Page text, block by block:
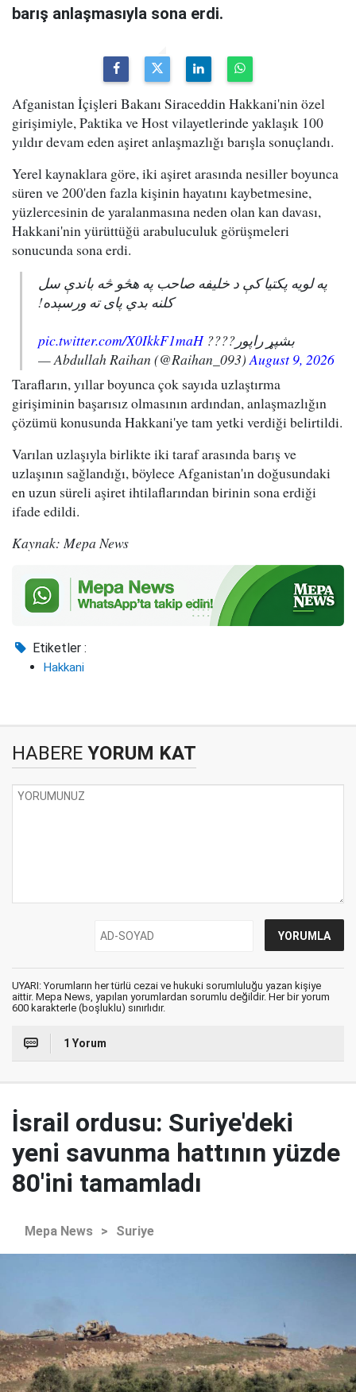
barış anlaşmasıyla sona erdi.
Afganistan İçişleri Bakanı Siraceddin Hakkani'nin özel
girişimiyle, Paktika ve Host vilayetlerinde yaklaşık 100
yıldır devam eden aşiret anlaşmazlığı barışla sonuçlandı.
Yerel kaynaklara göre, iki aşiret arasında nesiller boyunca
süren ve 200'den fazla kişinin hayatını kaybetmesine,
yüzlercesinin de yaralanmasına neden olan kan davası,
Hakkani'nin yürüttüğü arabuluculuk görüşmeleri
sonucunda sona erdi.
په لویه پکتیا کې د خلیفه صاحب په هڅو څه باندې سل
کلنه بدي پای ته ورسېده!
بشپړ راپور????pic.twitter.com/X0IkkF1maH
— Abdullah Raihan (@Raihan_093)August 9, 2026
Tarafların, yıllar boyunca çok sayıda uzlaştırma
girişiminin başarısız olmasının ardından, anlaşmazlığın
çözümü konusunda Hakkani'ye tam yetki verdiği belirtildi.
Varılan uzlaşıyla birlikte iki taraf arasında barış ve
uzlaşının sağlandığı, böylece Afganistan'ın doğusundaki
en uzun süreli aşiret ihtilaflarından birinin sona erdiği
ifade edildi.
Kaynak: Mepa News
Etiketler :
Hakkani
HABERE YORUM KAT
UYARI: Yorumların her türlü cezai ve hukuki sorumluluğu yazan kişiye
aittir. Mepa News, yapılan yorumlardan sorumlu değildir. Her bir yorum
600 karakterle (boşluklu) sınırlıdır.
1 Yorum
İsrail ordusu: Suriye'deki
yeni savunma hattının yüzde
80'ini tamamladı
Mepa News > Suriye